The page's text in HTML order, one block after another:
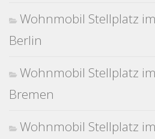
Wohnmobil Stellplatz
Berlin
Wohnmobil Stellplatz
Bremen
Wohnmobil Stellplatz